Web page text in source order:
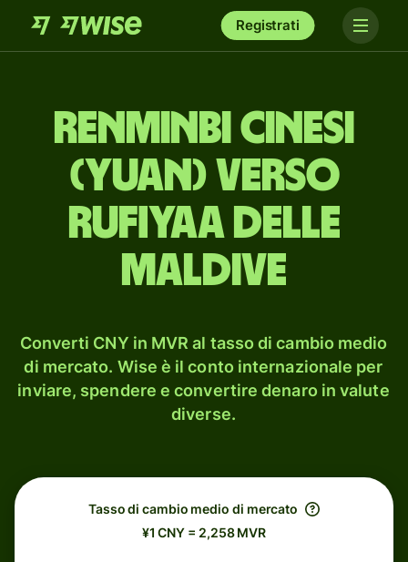
Registrati
renminbi cinesi
(yuan) verso
rufiyaa delle
Maldive
Converti CNY in MVR al tasso di cambio medio
di mercato. Wise è il conto internazionale per
inviare, spendere e convertire denaro in valute
diverse.
Tasso di cambio medio di mercato
¥1 CNY = 2,258 MVR